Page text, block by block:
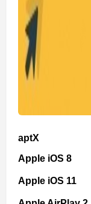
aptX
Apple iOS 8
Apple iOS 11